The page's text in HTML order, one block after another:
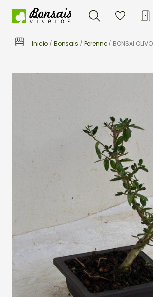
Buscar
Inicio / Bonsais / Perenne / BONSAI OLIVO